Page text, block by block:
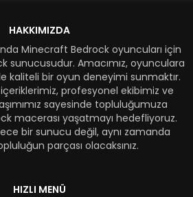
HAKKIMIZDA
Minecraft Bedrock oyuncuları için
sunucusudur. Amacımız, oyunculara
kaliteli bir oyun deneyimi sunmaktır.
profesyonel ekibimiz ve
sayesinde topluluğumuza
macerası yaşatmayı hedefliyoruz.
bir sunucu değil, aynı zamanda
parçası olacaksınız.
HIZLI MENÜ